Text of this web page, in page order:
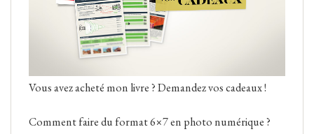
Vous avez acheté mon livre ? Demandez vos cadeaux !
Comment faire du format 6×7 en photo numérique ?